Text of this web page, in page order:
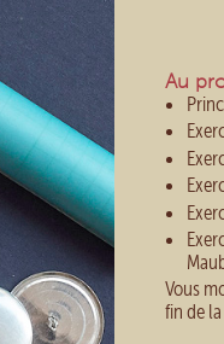
Au
Vous
fin de